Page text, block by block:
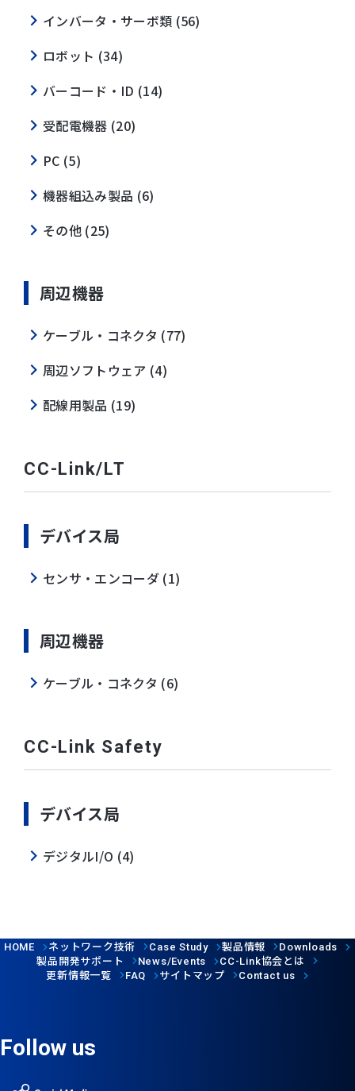
インバータ・サーボ類 (56)
ロボット (34)
バーコード・ID (14)
受配電機器 (20)
PC (5)
機器組込み製品 (6)
その他 (25)
周辺機器
ケーブル・コネクタ (77)
周辺ソフトウェア (4)
配線用製品 (19)
CC-Link/LT
デバイス局
センサ・エンコーダ (1)
周辺機器
ケーブル・コネクタ (6)
CC-Link Safety
デバイス局
デジタルI/O (4)
HOME ネットワーク技術 Case Study 製品情報 Downloads
製品開発サポート News/Events CC-Link協会とは
更新情報一覧
FAQ サイトマップ Contact us
Follow us